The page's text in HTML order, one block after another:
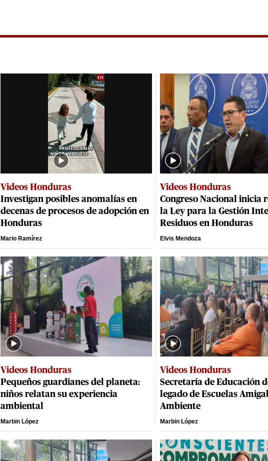
Videos Honduras
Investigan posibles anomalías en
decenas de procesos de adopción en
Honduras
Mario Ramírez
Videos Honduras
Congreso Nacional inicia
la Ley para la Gestión
Residuos en Honduras
Elvis Mendoza
Videos Honduras
Pequeños guardianes del planeta:
niños relatan su experiencia
ambiental
Marbin López
Videos Honduras
Secretaría de Educación
legado de Escuelas
Ambiente
Marbin López